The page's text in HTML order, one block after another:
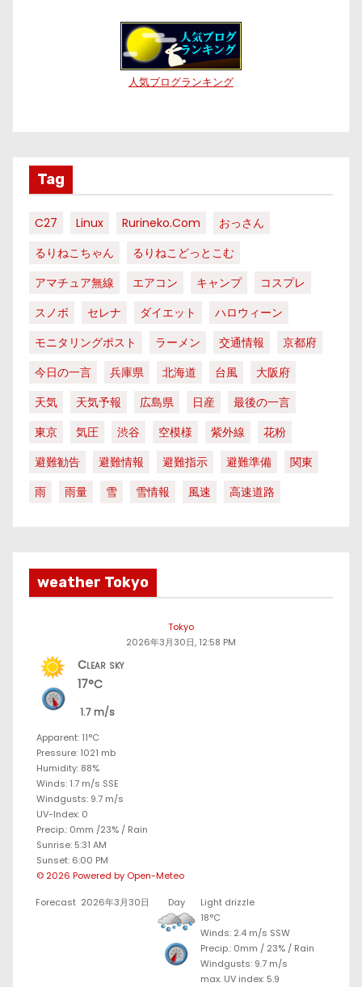
人気ブログランキング
Tag
C27 Linux Rurineko.com
おっさん
るりねこちゃん
るりねこどっとこむ
アマチュア無線
エアコン キャンプ
コスプレ
スノボ
セレナ ダイエット
ハロウィーン
モニタリングポスト
ラーメン 交通情報
京都府
今日の一言
兵庫県 北海道 台風
大阪府
天気
天気予報 広島県 日産
最後の一言
東京
気圧 渋谷 空模様 紫外線
花粉
避難勧告
避難情報 避難指示 避難準備
関東
雨
雨量 雪 雪情報 風速 高速道路
weather Tokyo
Tokyo
2026年3月30日, 12:58 PM
Clear sky
17°C
1.7 m/s
Apparent: 11°C
Pressure: 1021 mb
Humidity: 88%
Winds: 1.7 m/s SSE
Windgusts: 9.7 m/s
UV-Index: 0
Precip.: 0mm /23% / Rain
Sunrise: 5:31 AM
Sunset: 6:00 PM
© 2026 Powered by Open-Meteo
Forecast 2026年3月30日 Day
Light drizzle
18°C
Winds: 2.4 m/s SSW
Precip.: 0mm / 23% / Rain
Windgusts: 9.7 m/s
max. UV index: 5.9